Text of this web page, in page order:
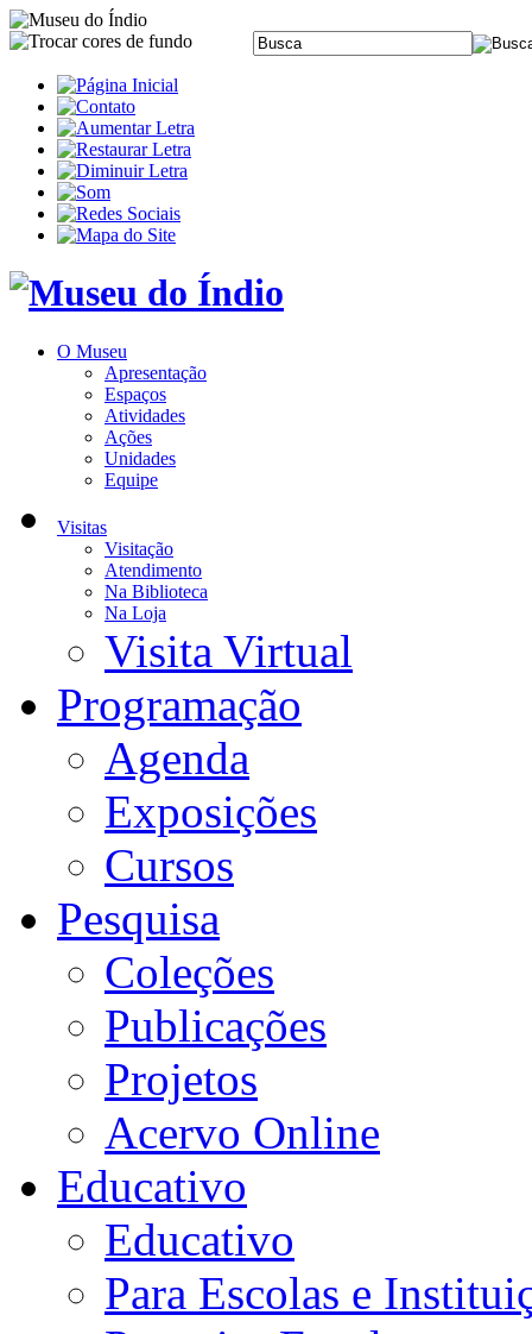
O Museu
Apresentação
Espaços
Atividades
Ações
Unidades
Equipe
Visitas
Visitação
Atendimento
Na Biblioteca
Na Loja
Visita Virtual
Programação
Agenda
Exposições
Cursos
Pesquisa
Coleções
Publicações
Projetos
Acervo Online
Educativo
Educativo
Para Escolas e